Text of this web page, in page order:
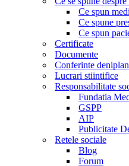
Ce spun
Ce spune
Ce spun
Certificate
Documente
Conferinte
Lucrari stiintifice
Responsabilitate
Fundatia
GSPP
AIP
Publicitate
Retele sociale
Blog
Forum